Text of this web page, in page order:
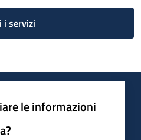
i servizi
le informazioni